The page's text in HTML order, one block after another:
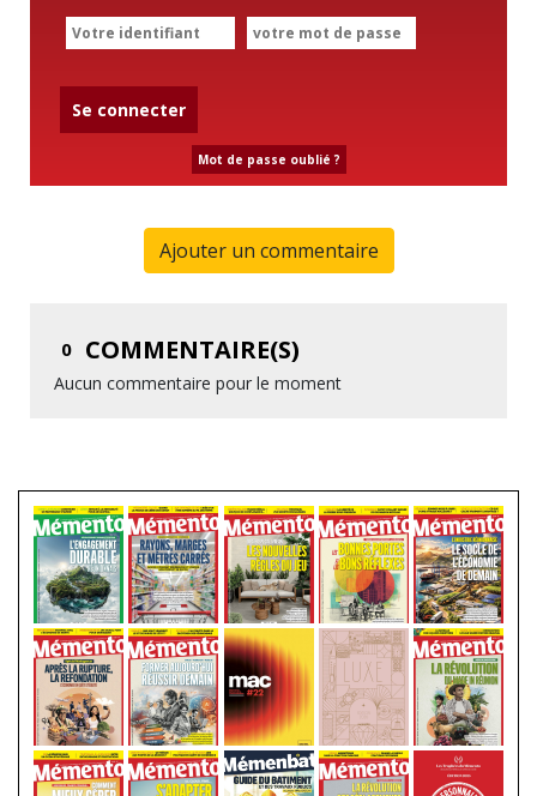
Se connecter
Mot de passe oublié ?
Ajouter un commentaire
0 COMMENTAIRE(S)
Aucun commentaire pour le moment